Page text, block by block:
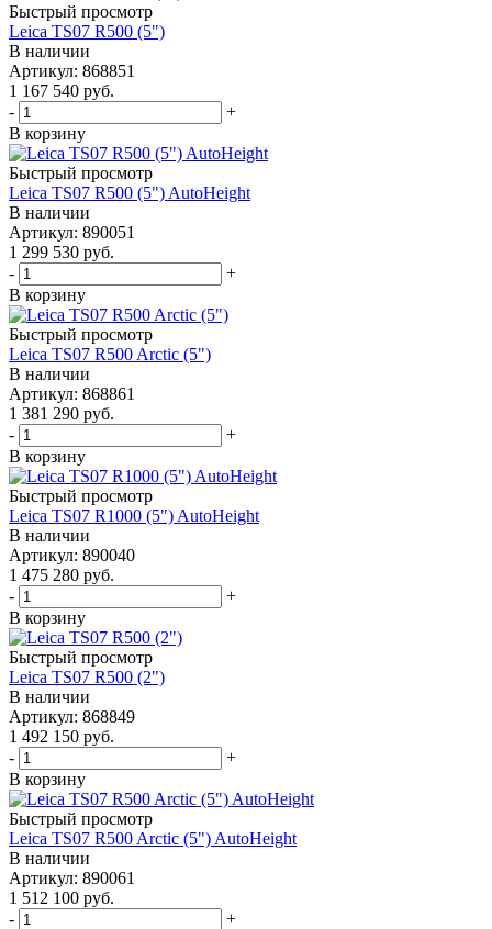
Быстрый просмотр
Leica TS07 R500 (5")
В наличии
Артикул: 868851
1 167 540 руб.
-
+
В корзину
Быстрый просмотр
Leica TS07 R500 (5") AutoHeight
В наличии
Артикул: 890051
1 299 530 руб.
-
+
В корзину
Быстрый просмотр
Leica TS07 R500 Arctic (5")
В наличии
Артикул: 868861
1 381 290 руб.
-
+
В корзину
Быстрый просмотр
Leica TS07 R1000 (5") AutoHeight
В наличии
Артикул: 890040
1 475 280 руб.
-
+
В корзину
Быстрый просмотр
Leica TS07 R500 (2")
В наличии
Артикул: 868849
1 492 150 руб.
-
+
В корзину
Быстрый просмотр
Leica TS07 R500 Arctic (5") AutoHeight
В наличии
Артикул: 890061
1 512 100 руб.
-
+